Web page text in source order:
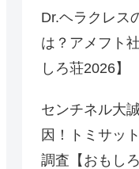
Dr.ヘラクレス
は？アメフト
しろ荘2026】
センチネル大
因！トミサッ
調査【おもし